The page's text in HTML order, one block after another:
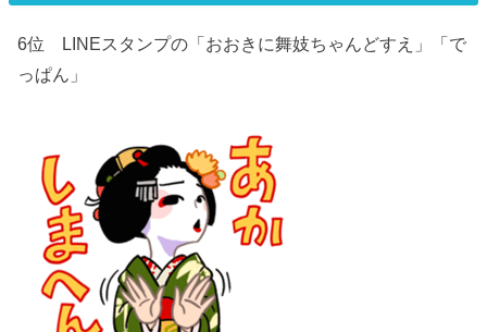
6位 LINEスタンプの「おおきに舞妓ちゃんどすえ」「で
っぱん」